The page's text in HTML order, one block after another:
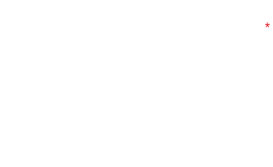
*